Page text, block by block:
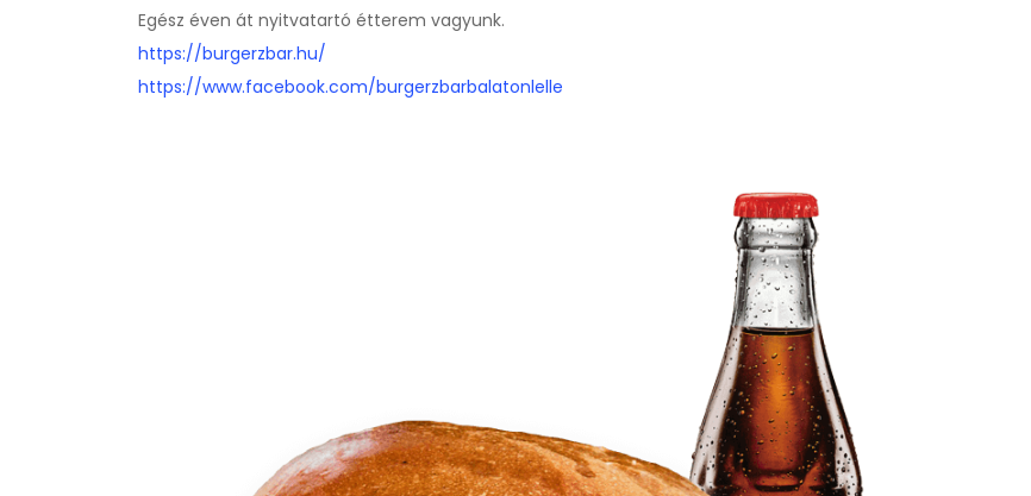
Egész éven át nyitvatartó étterem vagyunk.
https://burgerzbar.hu/
https://www.facebook.com/burgerzbarbalatonlelle